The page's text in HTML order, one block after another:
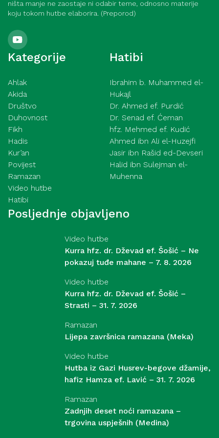
ništa manje ne zaostaje ni odabir teme, odnosno materije
koju tokom hutbe elaborira. (Preporod)
Kategorije
Ahlak
Akida
Društvo
Duhovnost
Fikh
Hadis
Kur’an
Povijest
Ramazan
Video hutbe
Hatibi
Hatibi
Ibrahim b. Muhammed el-
Hukajl
Dr. Ahmed ef. Purdić
Dr. Senad ef. Ćeman
hfz. Mehmed ef. Kudić
Ahmed ibn Ali el-Huzejfi
Jasir ibn Rašid ed-Devseri
Halid ibn Sulejman el-
Muhenna
Posljednje objavljeno
Video hutbe
Kurra hfz. dr. Dževad ef. Šošić – Ne
pokazuj tuđe mahane – 7. 8. 2026
Video hutbe
Kurra hfz. dr. Dževad ef. Šošić –
Strasti – 31. 7. 2026
Ramazan
Lijepa završnica ramazana (Meka)
Video hutbe
Hutba iz Gazi Husrev-begove džamije,
hafiz Hamza ef. Lavić – 31. 7. 2026
Ramazan
Zadnjih deset noći ramazana –
trgovina uspješnih (Medina)